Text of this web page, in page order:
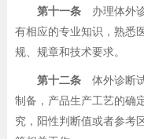
第十一条办理体外诊
有相应的专业知识，熟悉
规、规章和技术要求。
第十二条体外诊断试
制备，产品生产工艺的确
究，阳性判断值或者参考